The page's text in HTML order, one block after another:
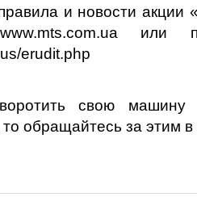
и новости акции
или
erudit.php
свою машину
обращайтесь за этим в